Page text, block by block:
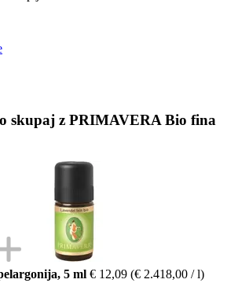
skupaj z PRIMAVERA Bio fina
5 ml € 12,09 (€ 2.418,00 / l)